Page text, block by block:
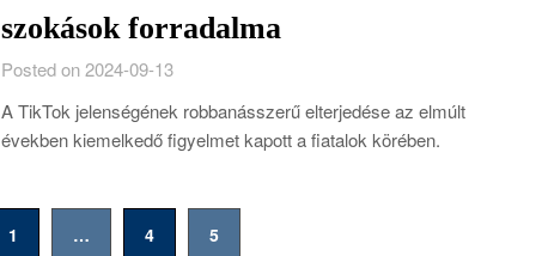
szokások forradalma
Posted on 2024-09-13
A TikTok jelenségének robbanásszerű elterjedése az elmúlt
években kiemelkedő figyelmet kapott a fiatalok körében.
1 … 4 5